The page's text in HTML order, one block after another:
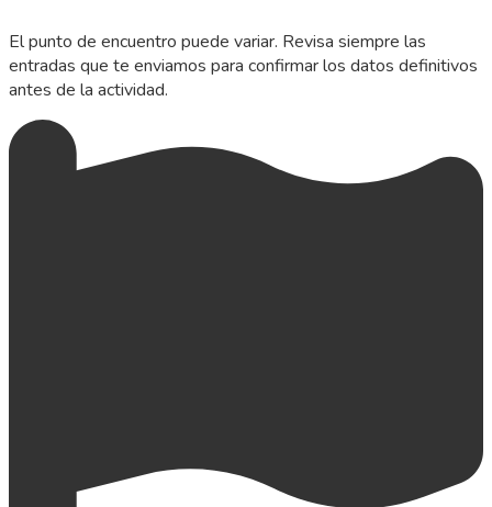
El punto de encuentro puede variar. Revisa siempre las
entradas que te enviamos para confirmar los datos definitivos
antes de la actividad.